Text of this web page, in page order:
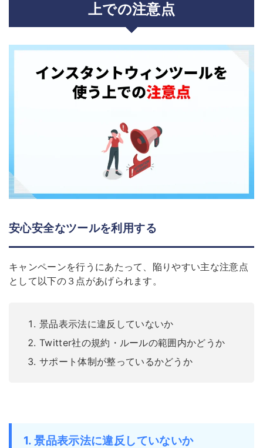
上での注意点
安心安全なツールを利用する
キャンペーンを行うにあたって、陥りやすい主な注意点
として以下の３点があげられます。
景品表示法に違反していないか
Twitter社の規約・ルールの範囲内かどうか
サポート体制が整っているかどうか
1. 景品表示法に違反していないか